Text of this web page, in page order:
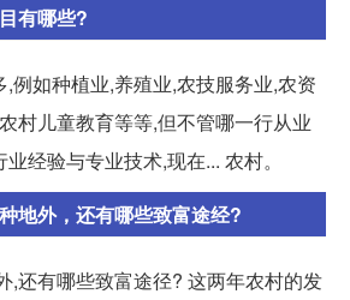
有哪些?
例如种植业,养殖业,农技服务业,农资
村儿童教育等等,但不管哪一行从业
经验与专业技术,现在... 农村。
地外，还有哪些致富途经?
,还有哪些致富途径? 这两年农村的发